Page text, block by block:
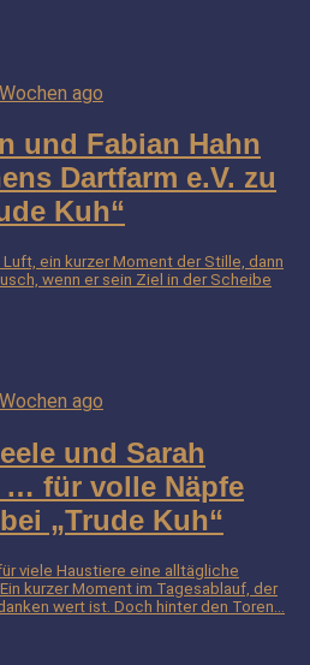
ago
und Fabian Hahn
Dartfarm e.V. zu
Kuh“
ein kurzer Moment der Stille, dann
wenn er sein Ziel in der Scheibe
ago
und Sarah
… für volle Näpfe
„Trude Kuh“
viele Haustiere eine alltägliche
kurzer Moment im Tagesablauf, der
wert ist. Doch hinter den Toren...